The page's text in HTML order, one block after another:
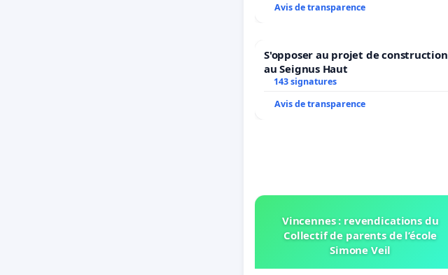
Avis de transparence
S'opposer au projet de construction
au Seignus Haut
143 signatures
Avis de transparence
Vincennes : revendications du
Collectif de parents de l’école
Simone Veil